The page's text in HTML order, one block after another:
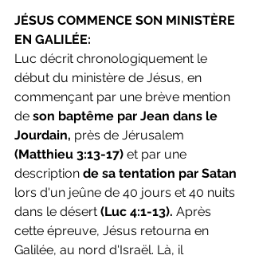
JÉSUS COMMENCE SON MINISTÈRE
EN GALILÉE:
Luc décrit chronologiquement le
début du ministère de Jésus, en
commençant par une brève mention
de son baptême par Jean dans le
Jourdain, près de Jérusalem
(Matthieu 3:13-17) et par une
description de sa tentation par Satan
lors d'un jeûne de 40 jours et 40 nuits
dans le désert (Luc 4:1-13). Après
cette épreuve, Jésus retourna en
Galilée, au nord d'Israël. Là, il